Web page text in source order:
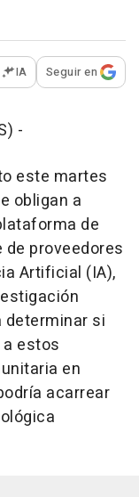
opciones para
IA Seguir en
-
este martes
obligan a
de
proveedores
Artificial (IA),
determinar si
estos
en
acarrear